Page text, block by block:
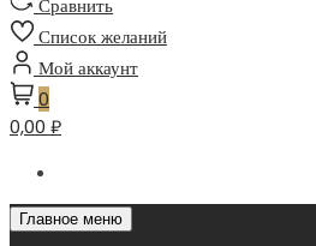
Сравнить
Список желаний
Мой аккаунт
0
0,00 ₽
Главное меню